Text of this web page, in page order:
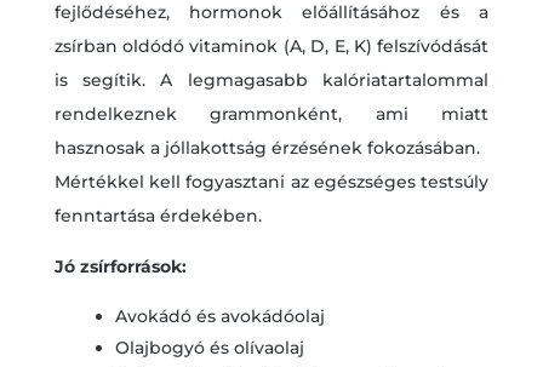
fejlődéséhez, hormonok előállításához és a
zsírban oldódó vitaminok (A, D, E, K) felszívódását
is segítik. A legmagasabb kalóriatartalommal
rendelkeznek grammonként, ami miatt
hasznosak a jóllakottság érzésének fokozásában.
Mértékkel kell fogyasztani az egészséges testsúly
fenntartása érdekében.
Jó zsírforrások:
Avokádó és avokádóolaj
Olajbogyó és olívaolaj